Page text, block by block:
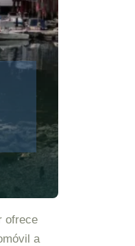
ofrece
a